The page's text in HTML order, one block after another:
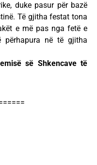
duke pasur për bazë
Të gjitha festat tona
e më pas nga fetë e
në të gjitha
së Shkencave të